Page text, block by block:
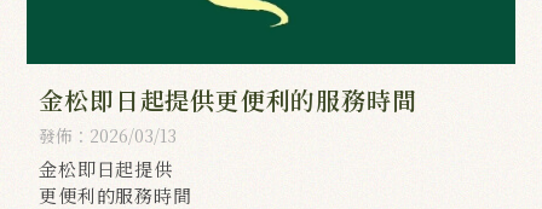
金松即日起提供更便利的服務時間
發佈：2026/03/13
金松即日起提供
更便利的服務時間